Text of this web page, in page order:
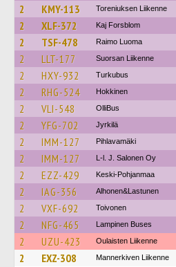
2 KMY-113 Toreniuksen Liikenne
2 XLF-372 Kaj Forsblom
2 TSF-478 Raimo Luoma
2 LLT-177 Suorsan Liikenne
2 HXY-932 Turkubus
2 RHG-524 Hokkinen
2 VLI-548 OlliBus
2 YFG-702 Jyrkilä
2 IMM-127 Pihlavamäki
2 IMM-127 L-l. J. Salonen Oy
2 EZZ-429 Keski-Pohjanmaa
2 IAG-356 Alhonen&Lastunen
2 VXF-692 Toivonen
2 NFG-465 Lampinen Buses
2 UZU-423 Oulaisten Liikenne
2 EXZ-308 Mannerkiven Liikenne